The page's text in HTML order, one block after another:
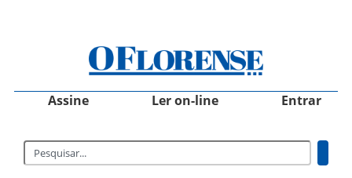
Assine Ler on-line Entrar